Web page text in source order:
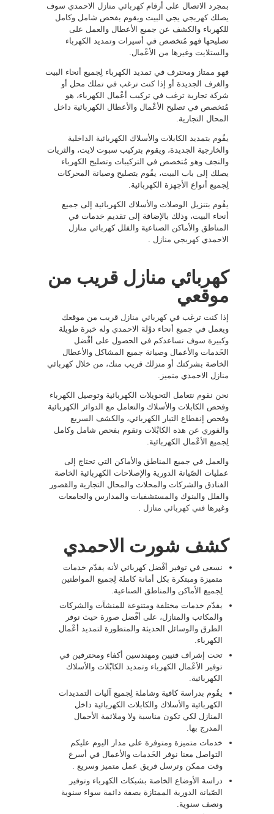
بمجرد الاتصال على أرقامكهربائي منازل الاحمدي سوف
يصلككهربجي يجي البيت ويقوم بفحص شامل وكامل
للكهرباء والكشف عن جميع الأعطال والعمل على
تصليحها فهو مُتخصص في أسيرات وتمديد الكهرباء
والستلايت وغيرها من الأعْمال.
فهو ممتاز ومحترف في تمديد الكهرباء لِجميع أنحاء البيت
والغرف الجديدة أو إذا كنت ترغب في تملك محل أو
شركة تجارية ترغب في تركيب أعْمال الكهرباء، هو
مُتخصص في تصليح الأعْمال والأعطال الكهربائية داخل
المحال التجارية.
يقُوم بتمديد الكابلات والأسلاك الكهربائية الداخلية
والخارجية الجديدة، ويقوم بتركيب سبوت لايت، والثريات
والنجف وهو مُتخصص في التركيبات وتصليح الكهرباء
يصلك إلى باب البيت، يقُوم بتصليح وصيانة المحركات
لِجميع أنواع الأجهزة الكهربائية.
يقُوم بتنزيل الوصلات والأسلاك الكهربائية إلى جميع
أنحاء البيت، وذلك بالإضافة إلى تقديم خدمات في
المناطق والأماكن الصناعية والفلل كهربائي منازل
الاحمديكهربجي منازل
كهربائي منازل قريب من
موقعي
إذا كنت ترغب فيكهربائي منازل قريب من موقعك
ويعمل في جميع أنحاء دوْلة الاحمدي وله خبرة طويلة
وكبيرة سوف نساعدكم في الحصول على أفْضل
الخَدمات والأعمال وصيانة جميع المشاكل والأعطال
الخاصة بشركتك أو منزلك قريب منك، من خلال كهربائي
منازل الاحمدي متميز.
نحن نقوم نتعامل التحويلات الكهربائية وتوصيل الكهرباء
وفحص الكابلات والأسلاك والتعامل مع الدوائر الكهربائية
وفحص إنقطاع التيار الكهربائي، والكشف السريع
والفوري عن هذه الكابْلات ونقوم بفحص شامل وكامل
لِجميع الأعْمال الكهربائية.
والعمل في جميع المناطق والأماكن التي تحتاج إلى
عمليات الصّيانة الدورية والإصلاحات الكهربائية الخاصة
الفنادق والشركات والمحلات والمحال التجارية والقصور
والفلل والبنوك والمستشفيات والمدارس والجامعات
وغيرها فني كهربائي منازل
كشف شورت الاحمدي
نسعى في توفير أفْضل كهربائي لأنه يقدّم خدمات
متميزة ومبتكرة بكل أمانة كاملة لِجميع المواطنين
لِجميع الأماكن والمناطق الصناعية.
يقدّم خدمات مختلفة ومتنوعة للمنشآت والشركات
والمكاتب والمنازل، على أفْضل صورة حيث نوفر
الطرق والوسائل الحديثة والمتطورة لتمديد أعْمال
الكهرباء.
تحت إشراف فنيين ومهندسين أكفاء ومحترفين في
توفير الأعْمال الكهرباء وتمديد الكابْلات والأسلاك
الكهربائية.
يقُوم بدراسة كافية وشاملة لِجميع آليات التمديدات
الكهربائية والأسلاك والكابلات الكهربائية داخل
المنازل لكي تكون مناسبة ولا وملائمة الأحمال
المدرج بها.
خدمات متميزة ومتوفرة على مدار اليوم عليكم
التواصل معنا نوفر الخَدمات والأعمال في أسرع
وقت ممكن وترسل فريق عمل متميز وسريع .
دراسة الأوضاع الخاصة بشبكات الكهرباء وتوفير
الصّيانة الدورية الممتازة بصفة دائمة سواء سنوية
ونصف سنوية.